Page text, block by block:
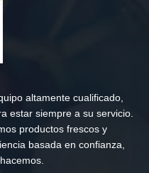
altamente cualificado,
estar siempre a su servicio.
productos frescos y
basada en confianza,